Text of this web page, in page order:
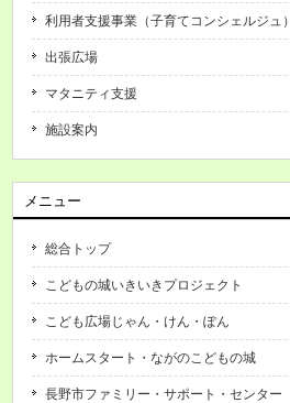
利用者支援事業（子育てコンシェルジュ）
出張広場
マタニティ支援
施設案内
メニュー
総合トップ
こどもの城いきいきプロジェクト
こども広場じゃん・けん・ぽん
ホームスタート・ながのこどもの城
長野市ファミリー・サポート・センター